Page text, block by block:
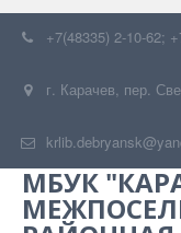
+7(48335) 2-10-62;
г. Карачев, пер.
МБУК